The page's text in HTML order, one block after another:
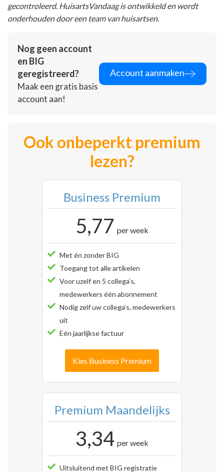
gecontroleerd. HuisartsVandaag is ontwikkeld en wordt
onderhouden door een team van huisartsen.
Nog geen account
en BIG
geregistreerd?
Maak een gratis basis
account aan!
Account aanmaken
Ook onbeperkt premium
lezen?
Business Premium
5,77 per week
Met én zonder BIG
Toegang tot alle artikelen
Voor uzelf en 5 collega’s,
medewerkers één abonnement
Nodig zelf uw collega’s, medewerkers
uit
Eén jaarlijkse factuur
Kies Business Premium
Premium Maandelijks
3,34 per week
Uitsluitend met BIG registratie